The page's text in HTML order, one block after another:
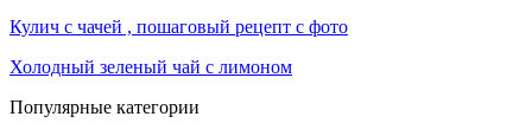
Кулич с чачей , пошаговый рецепт с фото
Холодный зеленый чай с лимоном
Популярные категории